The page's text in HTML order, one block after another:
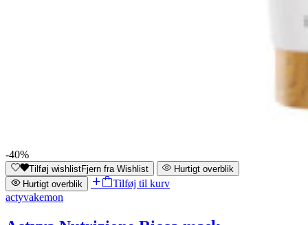
-40%
Tilføj wishlistFjern fra Wishlist
Hurtigt overblik
Hurtigt overblik
Tilføj til kurv
actyvakemon